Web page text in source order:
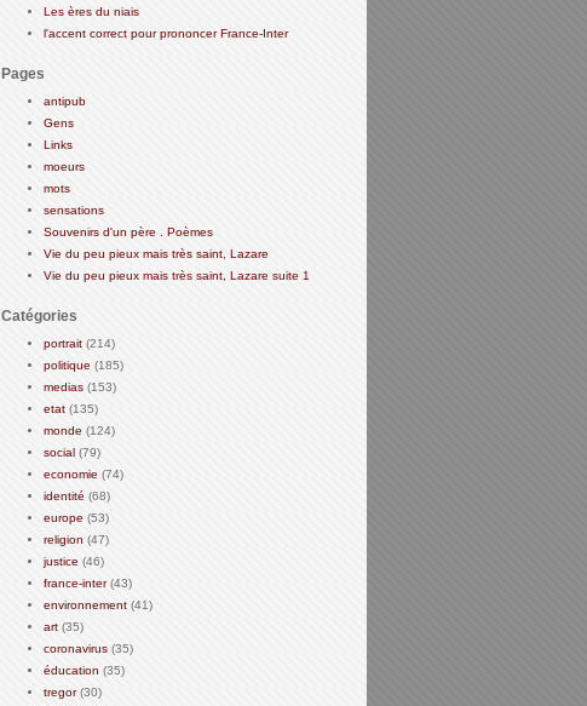
Les ères du niais
l'accent correct pour prononcer France-Inter
Pages
antipub
Gens
Links
moeurs
mots
sensations
Souvenirs d'un père . Poèmes
Vie du peu pieux mais très saint, Lazare
Vie du peu pieux mais très saint, Lazare suite 1
Catégories
portrait (214)
politique (185)
medias (153)
etat (135)
monde (124)
social (79)
economie (74)
identité (68)
europe (53)
religion (47)
justice (46)
france-inter(43)
environnement (41)
art (35)
coronavirus (35)
éducation (35)
tregor(30)